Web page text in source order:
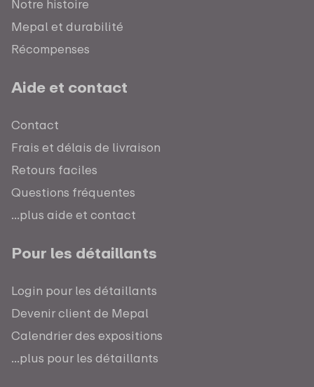
Notre histoire
Mepal et durabilité
Récompenses
Aide et contact
Contact
Frais et délais de livraison
Retours faciles
Questions fréquentes
...plus aide et contact
Pour les détaillants
Login pour les détaillants
Devenir client de Mepal
Calendrier des expositions
...plus pour les détaillants